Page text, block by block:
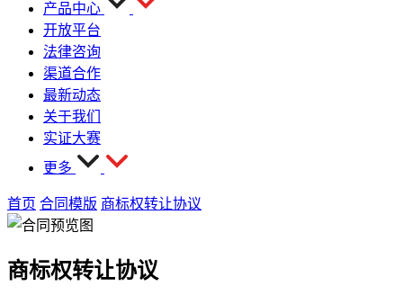
产品中心
开放平台
法律咨询
渠道合作
最新动态
关于我们
实证大赛
更多
首页 合同模版 商标权转让协议
商标权转让协议